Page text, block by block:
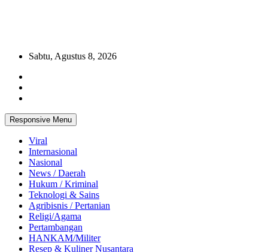
Sabtu, Agustus 8, 2026
Responsive Menu
Viral
Internasional
Nasional
News / Daerah
Hukum / Kriminal
Teknologi & Sains
Agribisnis / Pertanian
Religi/Agama
Pertambangan
HANKAM/Militer
Resep & Kuliner Nusantara